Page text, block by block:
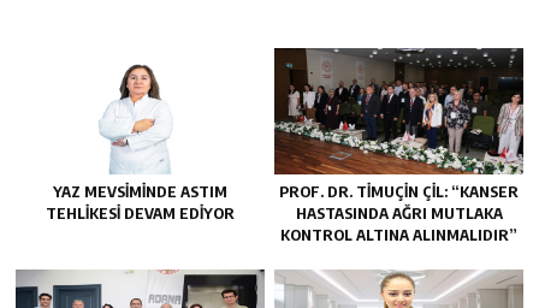
YAZ MEVSIMINDE ASTIM
TEHLIKESI DEVAM EDIYOR
PROF. DR. TİMUÇİN ÇİL: “KANSER
HASTASINDA AĞRI MUTLAKA
KONTROL ALTINA ALINMALIDIR”